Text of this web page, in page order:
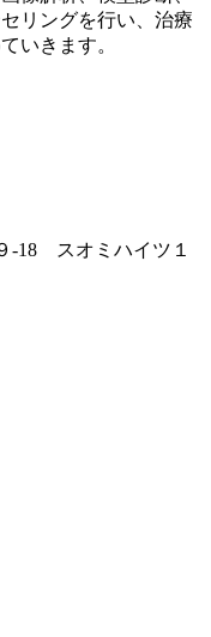
リングを行い、治療
いきます。
-18 スオミハイツ１